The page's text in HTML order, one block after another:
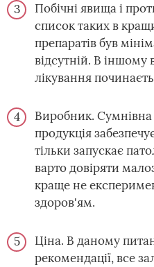
Побічні явища і
список таких в
препаратів був
відсутній. В
лікування
Виробник.
продукція
тільки запускає
варто довіряти
краще не
здоров'ям.
Ціна. В даному
рекомендації, все